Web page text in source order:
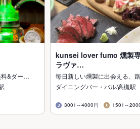
料&ダー…
kunsei lover fumo 燻製
ラヴァ…
毎日新しい燻製に出会える、
ダイニングバー・バル/高槻駅
3001～4000円 1501～